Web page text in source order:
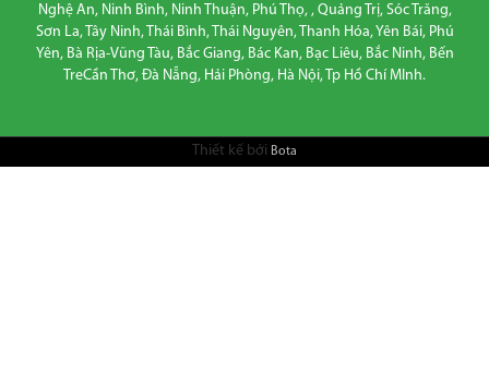
Nghệ An, Ninh Bình, Ninh Thuận, Phú Thọ, , Quảng Trị, Sóc Trăng,
Sơn La, Tây Ninh, Thái Bình, Thái Nguyên, Thanh Hóa, Yên Bái, Phú
Yên, Bà Rịa-Vũng Tàu, Bắc Giang, Bác Kan, Bạc Liêu, Bắc Ninh, Bến
TreCần Thơ, Đà Nẵng, Hải Phòng, Hà Nội, Tp Hồ Chí MInh.
Thiết kế bởi Bota